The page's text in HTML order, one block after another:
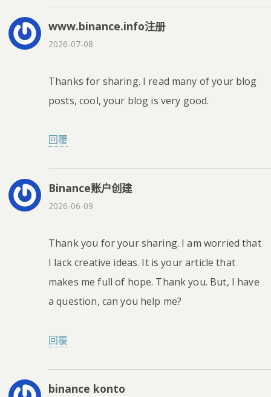
www.binance.info注册
2026-07-08
Thanks for sharing. I read many of your blog
posts, cool, your blog is very good.
回覆
Binance账户创建
2026-06-09
Thank you for your sharing. I am worried that
I lack creative ideas. It is your article that
makes me full of hope. Thank you. But, I have
a question, can you help me?
回覆
binance konto